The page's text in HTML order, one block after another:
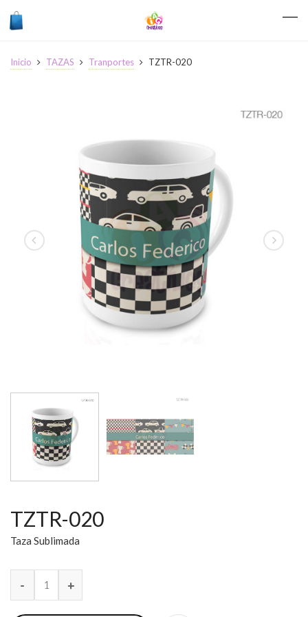
Inicio TAZAS Tranportes TZTR-020
TZTR-020
Taza Sublimada